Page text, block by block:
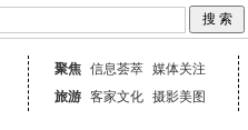
聚焦 信息荟萃 媒体关注
旅游 客家文化 摄影美图